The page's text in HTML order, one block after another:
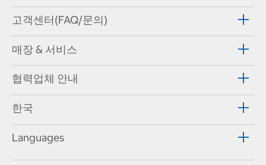
고객센터(FAQ/문의)
매장 & 서비스
협력업체 안내
한국
Languages